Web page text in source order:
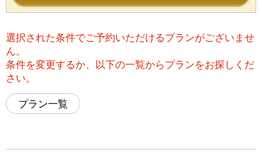
選択された条件でご予約いただけるプランがございませ
ん。
条件を変更するか、以下の一覧からプランをお探しくだ
さい。
プラン一覧